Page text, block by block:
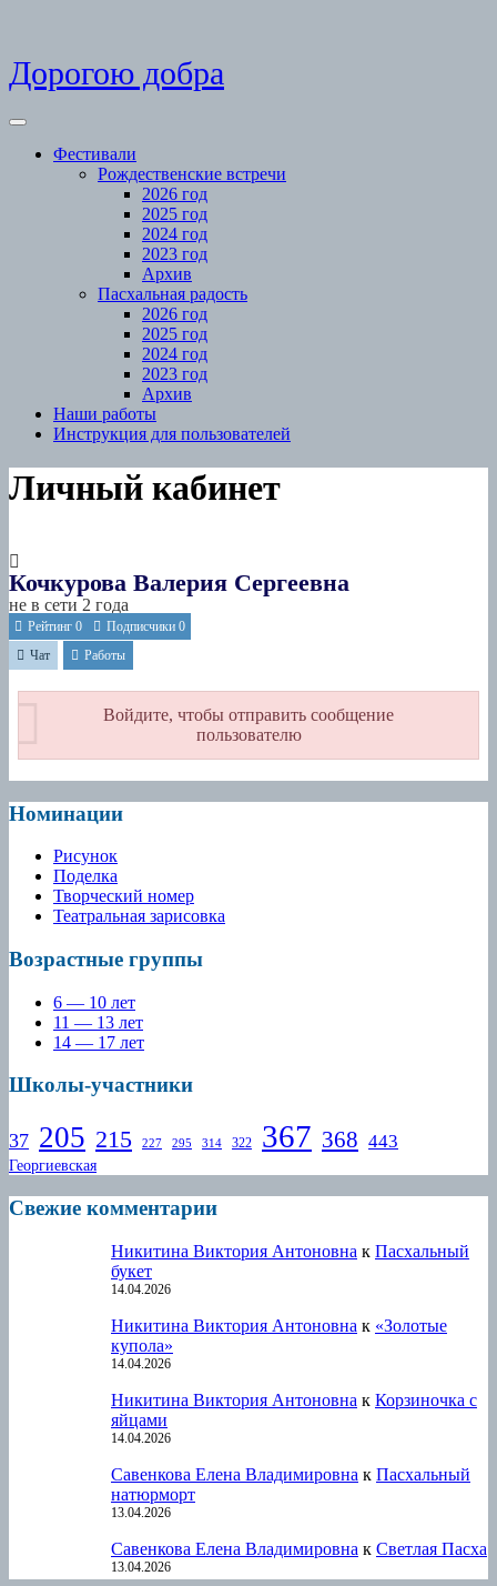
Skip
to
Дорогою добра
Open
Фестивали
Рождественские встречи
2026 год
2025 год
2024 год
2023 год
Архив
Пасхальная радость
2026 год
2025 год
2024 год
2023 год
Архив
Наши работы
Инструкция для пользователей
Close
Menu
Личный кабинет
Кочкурова Валерия Сергеевна
не в сети 2 года
Рейтинг 0 Подписчики 0
Чат
Работы
Войдите, чтобы отправить сообщение
пользователю
Номинации
Рисунок
Поделка
Творческий номер
Театральная зарисовка
Возрастные группы
6 — 10 лет
11 — 13 лет
14 — 17 лет
Школы-участники
37 205 215 227 295 314 322 367 368 443
Георгиевская
Свежие комментарии
Никитина Виктория Антоновна к Пасхальный
букет
14.04.2026
Никитина Виктория Антоновна к «Золотые
купола»
14.04.2026
Никитина Виктория Антоновна к Корзиночка с
яйцами
14.04.2026
Савенкова Елена Владимировна к Пасхальный
натюрморт
13.04.2026
Савенкова Елена Владимировна к Светлая Пасха
13.04.2026